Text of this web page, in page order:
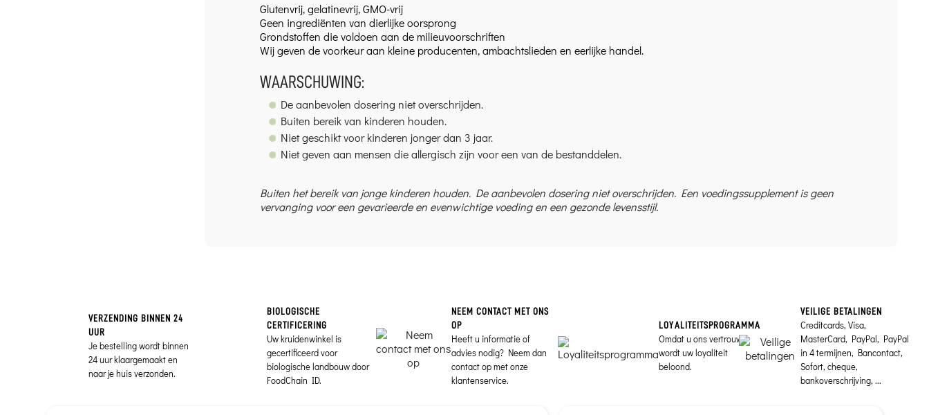
Glutenvrij, gelatinevrij, GMO-vrij
Geen ingrediënten van dierlijke oorsprong
Grondstoffen die voldoen aan de milieuvoorschriften
Wij geven de voorkeur aan kleine producenten, ambachtslieden en eerlijke handel.
WAARSCHUWING:
De aanbevolen dosering niet overschrijden.
Buiten bereik van kinderen houden.
Niet geschikt voor kinderen jonger dan 3 jaar.
Niet geven aan mensen die allergisch zijn voor een van de bestanddelen.
Buiten het bereik van jonge kinderen houden. De aanbevolen dosering niet overschrijden. Een voedingssupplement is geen
vervanging voor een gevarieerde en evenwichtige voeding en een gezonde levensstijl.
VERZENDING BINNEN 24
UUR
Je bestelling wordt binnen
24 uur klaargemaakt en
naar je huis verzonden.
BIOLOGISCHE
CERTIFICERING
Uw kruidenwinkel is
gecertificeerd voor
biologische landbouw door
FoodChain ID.
NEEM CONTACT MET ONS
OP
Heeft u informatie of
advies nodig? Neem dan
contact op met onze
klantenservice.
LOYALITEITSPROGRAMMA
Omdat u ons vertrouwt,
wordt uw loyaliteit
beloond.
VEILIGE BETALINGEN
Creditcards, Visa,
MasterCard, PayPal, PayPal
in 4 termijnen, Bancontact,
Sofort, cheque,
bankoverschrijving, ...